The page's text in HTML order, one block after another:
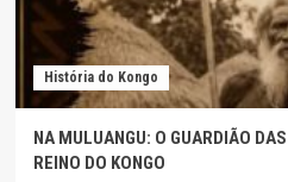
História do Kongo
NA MULUANGU: O GUARDIÃO
REINO DO KONGO